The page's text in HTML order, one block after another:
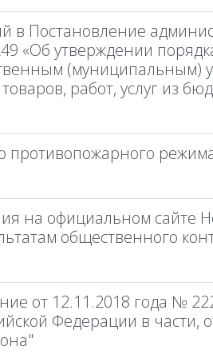
Постановление
«Об утверждении
работ, услуг из
на официальном сайте
общественного
от 12.11.2018 года №
Федерации в части,